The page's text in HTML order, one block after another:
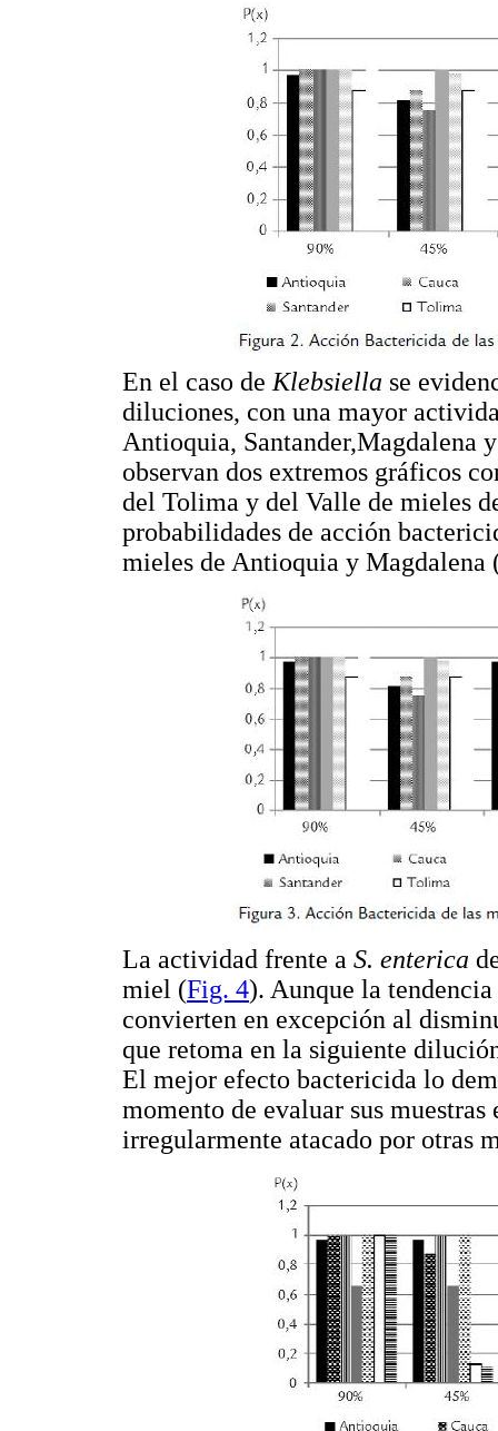
En el caso de Klebsiella se
diluciones, con una mayor
Antioquia, Santander,Magdalena
observan dos extremos gráficos
del Tolima y del Valle de mieles
probabilidades de acción
mieles de Antioquia y Magdalena
La actividad frente a S. enterica
miel (Fig. 4). Aunque la
convierten en excepción al
que retoma en la siguiente
El mejor efecto bactericida lo
momento de evaluar sus
irregularmente atacado por otras